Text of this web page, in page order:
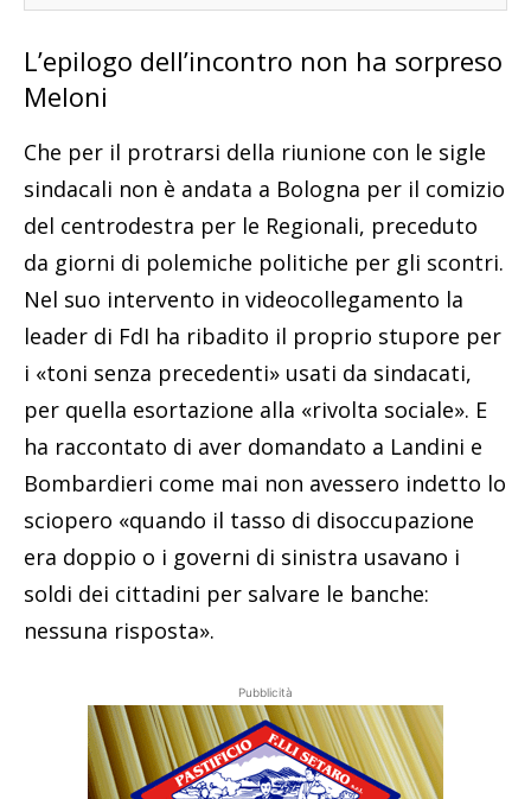
L’epilogo dell’incontro non ha sorpreso
Meloni
Che per il protrarsi della riunione con le sigle
sindacali non è andata a Bologna per il comizio
del centrodestra per le Regionali, preceduto
da giorni di polemiche politiche per gli scontri.
Nel suo intervento in videocollegamento la
leader di FdI ha ribadito il proprio stupore per
i «toni senza precedenti» usati da sindacati,
per quella esortazione alla «rivolta sociale». E
ha raccontato di aver domandato a Landini e
Bombardieri come mai non avessero indetto lo
sciopero «quando il tasso di disoccupazione
era doppio o i governi di sinistra usavano i
soldi dei cittadini per salvare le banche:
nessuna risposta».
Pubblicità